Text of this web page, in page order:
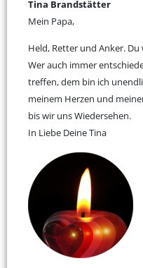
Tina Brandstätter
Mein Papa,
Held, Retter und Anker.
Wer auch immer
treffen, dem bin ich
meinem Herzen und
bis wir uns Wiedersehen.
In Liebe Deine Tina